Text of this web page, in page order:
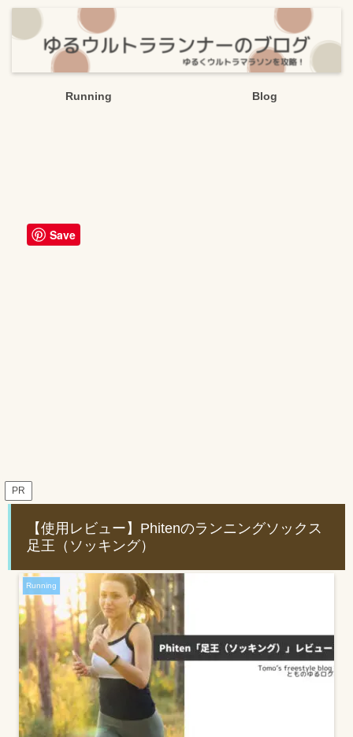
Running Blog
PR
【使用レビュー】Phitenのランニングソックス
足王（ソッキング）
Running
Save